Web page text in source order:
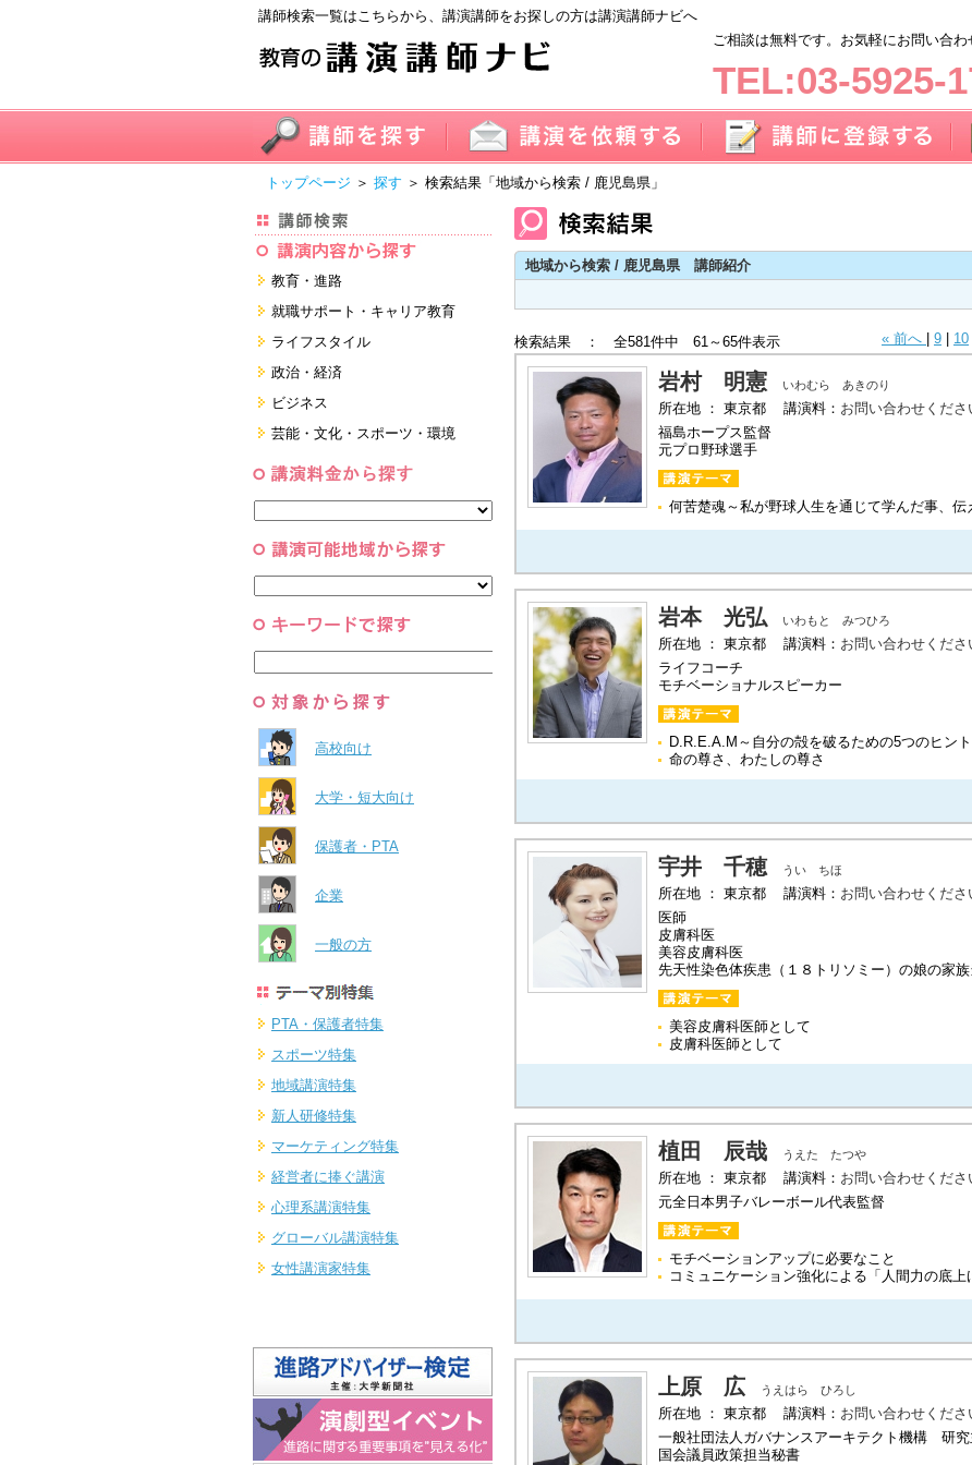
講師検索一覧はこちらから、講演講師をお探しの方は講演講師ナビへ
ご相談は無料です。お気軽にお問い合
TEL:03-5925-
トップページ ＞ 探す ＞ 検索結果 「地域から検索 / 鹿児島県」
教育・進路
進学・受験
教員・保護者
すべて
就職サポート・キャリア教育
就職サポートツール対策
面接・ディスカッション・マナー
対策
ライフスタイル
健康・美容・女性・食育
看護・介護・ボランティア
すべて
政治・経済
国際
日本
ビジネス
経営・マーケティング・ファイナ
ンス
コーチング・メンタルヘルス・人
芸能・文化・スポーツ・環境
スポーツ
すべて
高校向け
大学・短大向け
保護者・PTA
企業
一般の方
PTA・保護者特集
スポーツ特集
地域講演特集
新人研修特集
マーケティング特集
経営者に捧ぐ講演
心理系講演特集
グローバル講演特集
女性講演家特集
地域から検索 / 鹿児島県 講師紹介
検索結果 ： 全581件中 61～65件表示 « 前へ 9 10
岩村 明憲 いわむら あきのり
所在地 ： 東京都 講演料： お問い合わせくださ
福島ホープス監督
元プロ野球選手
何苦楚魂～私が野球人生を通じて学んだ事、伝
岩本 光弘 いわもと みつひろ
所在地 ： 東京都 講演料： お問い合わせくださ
ライフコーチ
モチベーショナルスピーカー
D.R.E.A.M～自分の殻を破るための5つのヒン
命の尊さ、わたしの尊さ
宇井 千穂 うい ちほ
所在地 ： 東京都 講演料： お問い合わせくださ
医師
皮膚科医
美容皮膚科医
先天性染色体疾患（１８トリソミー）の娘の家
美容皮膚科医師として
皮膚科医師として
植田 辰哉 うえた たつや
所在地 ： 東京都 講演料： お問い合わせくださ
元全日本男子バレーボール代表監督
モチベーションアップに必要なこと
コミュニケーション強化による「人間力の底上
上原 広 うえはら ひろし
所在地 ： 東京都 講演料： お問い合わせくださ
一般社団法人ガバナンスアーキテクト機構 研究
国会議員政策担当秘書